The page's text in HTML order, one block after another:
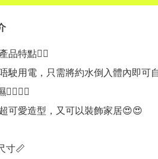
品特點👍🏻
駛用電，只需將約水倒入體內即可
可愛造型，又可以裝飾家居😍😍
寸📏